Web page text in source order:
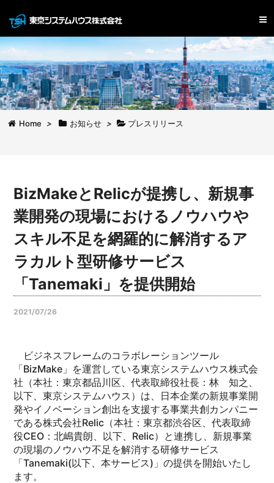
Home > お知らせ > プレスリリース
BizMakeとRelicが提携し、新規事
業開発の現場におけるノウハウや
スキル不足を網羅的に解消するア
ラカルト型研修サービス
「Tanemaki」を提供開始
2021/07/26
ビジネスフレームのコラボレーションツール
「BizMake」を運営している東京システムハウス株式会
社（本社：東京都品川区、代表取締役社長：林 知之、
以下、東京システムハウス）は、日本企業の新規事業開
発やイノベーション創出を支援する事業共創カンパニー
である株式会社Relic（本社：東京都渋谷区、代表取締
役CEO：北嶋貴朗、以下、Relic）と連携し、新規事業
の現場のノウハウ不足を解消する研修サービス
「Tanemaki(以下、本サービス)」の提供を開始いたし
ます。